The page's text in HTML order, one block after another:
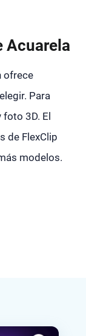
Acuarela
ofrece
Para
3D. El
de FlexClip
modelos.